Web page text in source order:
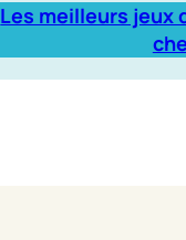
Les meilleurs jeux